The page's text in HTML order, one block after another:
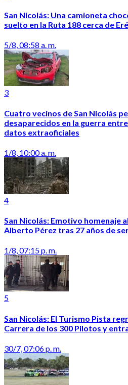
San Nicolás: Una camioneta
suelto en la Ruta 188 cerca de
5/8, 08:58 a. m.
3
Cuatro vecinos de San Nicolás
desaparecidos en la guerra
datos extraoficiales
1/8, 10:00 a. m.
4
San Nicolás: Emotivo homenaje
Alberto Pérez tras 27 años de
1/8, 07:15 p. m.
5
San Nicolás: El Turismo Pista
Carrera de los 300 Pilotos y
30/7, 07:06 p. m.